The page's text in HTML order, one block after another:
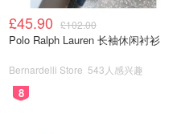
相的过程。
£45.90 £102.00
Polo Ralph Lauren 长袖休闲衬衫
Bernardelli Store 543人感兴趣
8